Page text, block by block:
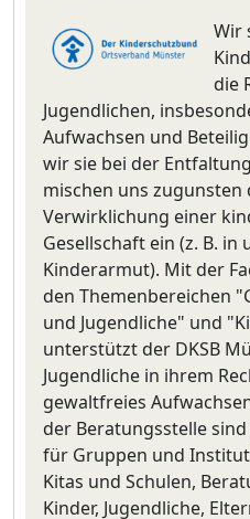
Wir
die
Jugendlichen,
Aufwachsen und
wir sie bei der
mischen uns
Verwirklichung einer
Gesellschaft ein (z. B.
Kinderarmut). Mit der
den Themenbereichen
und Jugendliche" und
unterstützt der DKSB
Jugendliche in ihrem
gewaltfreies
der Beratungsstelle
für Gruppen und
Kitas und Schulen,
Kinder, Jugendliche,